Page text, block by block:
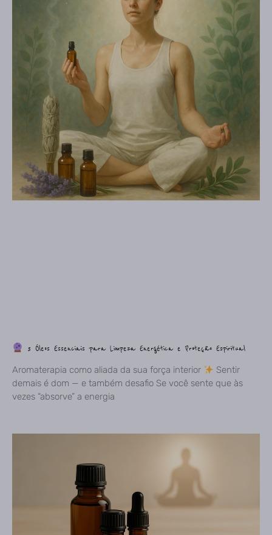
3 Óleos Essenciais para Limpeza Energética e Proteção Espiritual
Aromaterapia como aliada da sua força interior
Sentir
demais é dom — e também desafio Se você sente que às
vezes “absorve” a energia